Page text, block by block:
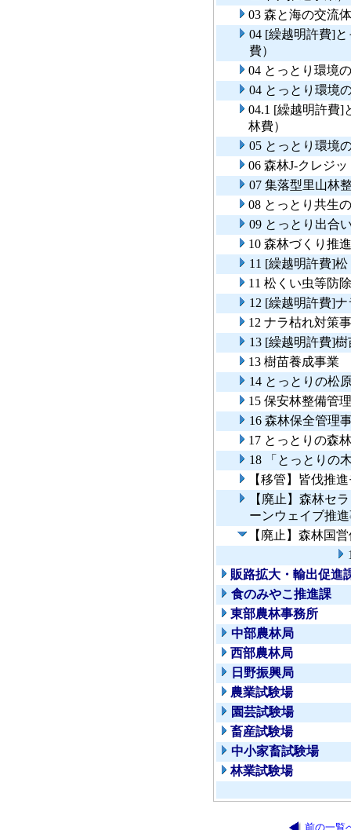
03 森と海の交流
04 [繰越明許費]
費）
04 とっとり環境
04 とっとり環境
04.1 [繰越明許費]
林費）
05 とっとり環境
06 森林J-クレジ
07 集落型里山林
08 とっとり共生
09 とっとり出合
10 森林づくり推
11 [繰越明許費]
11 松くい虫等
12 [繰越明許費]
12 ナラ枯れ対策
13 [繰越明許費]
13 樹苗養成事業
14 とっとりの松
15 保安林整備管
16 森林保全管理
17 とっとりの森
18 「とっとりの
【移管】皆伐推
【廃止】森林セ
ーンウェイブ推
【廃止】森林国
販路拡大・輸出促進
食のみやこ推進課
東部農林事務所
中部農林局
西部農林局
日野振興局
農業試験場
園芸試験場
畜産試験場
中小家畜試験場
林業試験場
前の一覧